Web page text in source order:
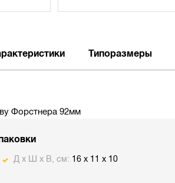
Типоразмеры
Форстнера 92мм
Д х Ш х В, см: 16 x 11 x 10